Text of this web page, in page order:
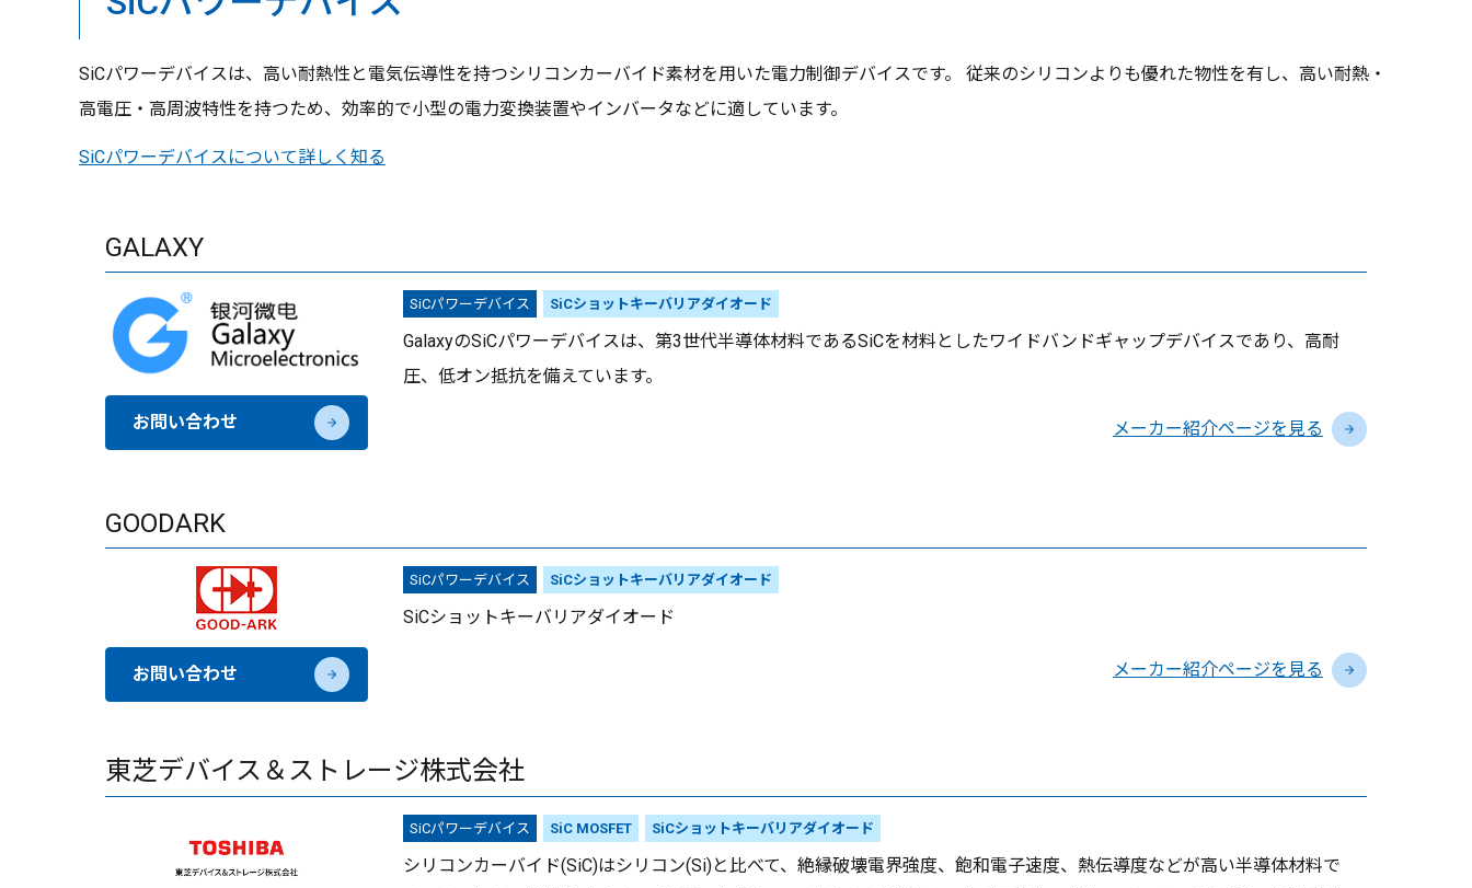
SiCパワーデバイスは、高い耐熱性と電気伝導性を持つシリコンカーバイド素材を用いた電力制御デバイスです。 従来のシリコンよりも優れた物性を有し、高い耐熱・
高電圧・高周波特性を持つため、効率的で小型の電力変換装置やインバータなどに適しています。
SiCパワーデバイスについて詳しく知る
GALAXY
お問い合わせ
SiCパワーデバイス SiCショットキーバリアダイオード
GalaxyのSiCパワーデバイスは、第3世代半導体材料であるSiCを材料としたワイドバンドギャップデバイスであり、高耐
圧、低オン抵抗を備えています。
メーカー紹介ページを見る
GOODARK
お問い合わせ
SiCパワーデバイス SiCショットキーバリアダイオード
SiCショットキーバリアダイオード
メーカー紹介ページを見る
東芝デバイス＆ストレージ株式会社
SiCパワーデバイス SiC MOSFET SiCショットキーバリアダイオード
シリコンカーバイド(SiC)はシリコン(Si)と比べて、絶縁破壊電界強度、飽和電子速度、熱伝導度などが高い半導体材料で